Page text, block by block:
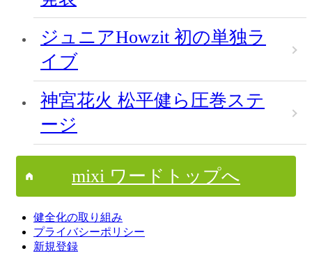
ジュニアHowzit 初の単独ラ
イブ
神宮花火 松平健ら圧巻ステ
ージ
mixi ワードトップへ
健全化の取り組み
プライバシーポリシー
新規登録